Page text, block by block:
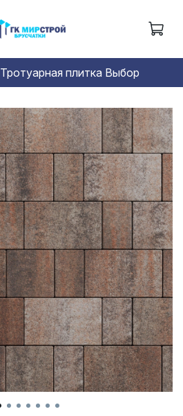
Тротуарная плитка Выбор